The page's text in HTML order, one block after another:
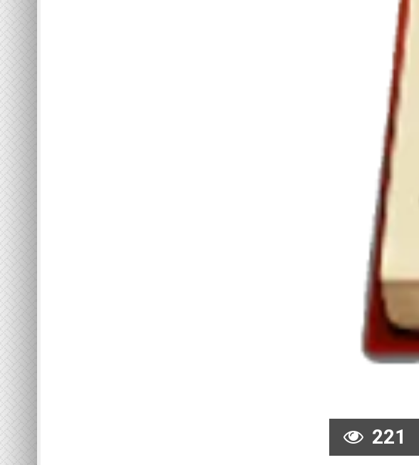
221